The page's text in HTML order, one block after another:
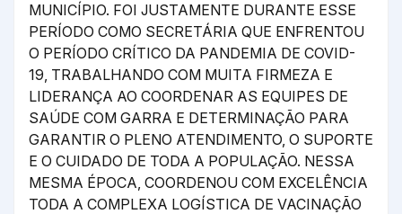
MUNICÍPIO. FOI JUSTAMENTE DURANTE ESSE
PERÍODO COMO SECRETÁRIA QUE ENFRENTOU
O PERÍODO CRÍTICO DA PANDEMIA DE COVID-
19, TRABALHANDO COM MUITA FIRMEZA E
LIDERANÇA AO COORDENAR AS EQUIPES DE
SAÚDE COM GARRA E DETERMINAÇÃO PARA
GARANTIR O PLENO ATENDIMENTO, O SUPORTE
E O CUIDADO DE TODA A POPULAÇÃO. NESSA
MESMA ÉPOCA, COORDENOU COM EXCELÊNCIA
TODA A COMPLEXA LOGÍSTICA DE VACINAÇÃO